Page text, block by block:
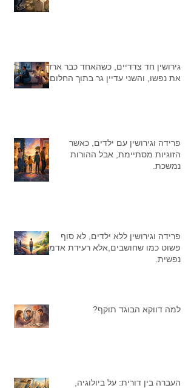
גירושין חד צדדיים, כשהאחד כבר ארז
את נפשו, והשני עדיין גר בתוך החלום
פרידה וגירושין עם ילדים, כאשר
הזוגיות מסתיימת, אבל ההורות
נמשכת.
פרידה וגירושין ללא ילדים, לא סוף
פשוט כמו שחושבים,אלא רעידת אדמה
נפשית.
למה דווקא הבוגד תוקף?
העברה בין דורית: על ביולוגיה,